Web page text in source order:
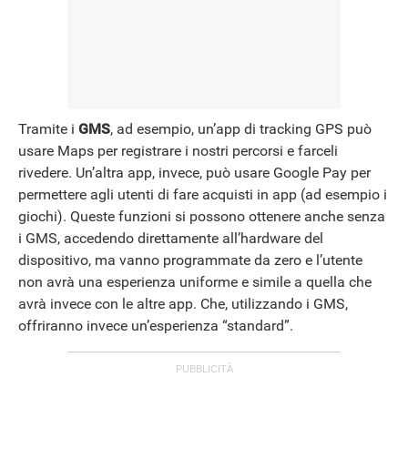
Tramite i GMS, ad esempio, un’app di tracking GPS può
usare Maps per registrare i nostri percorsi e farceli
rivedere. Un’altra app, invece, può usare Google Pay per
permettere agli utenti di fare acquisti in app (ad esempio i
giochi). Queste funzioni si possono ottenere anche senza
i GMS, accedendo direttamente all’hardware del
dispositivo, ma vanno programmate da zero e l’utente
non avrà una esperienza uniforme e simile a quella che
avrà invece con le altre app. Che, utilizzando i GMS,
offriranno invece un’esperienza “standard”.